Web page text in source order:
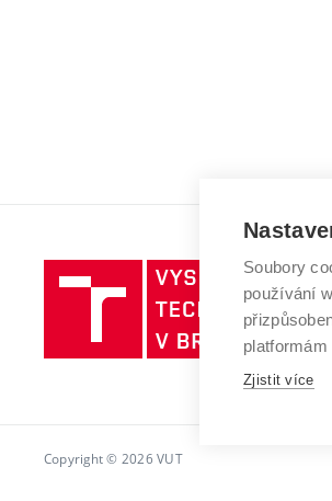
v
Copyright © 2026 VUT
Soubory
používání
Zjistit více